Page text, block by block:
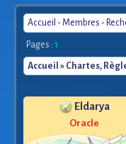
Accueil - Membres -
Pages : 1
Accueil » Chartes,
Eldarya
Oracle